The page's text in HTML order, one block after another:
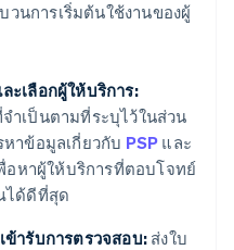
นการเริ่มต้นใช้งานของผู้
เลือกผู้ให้บริการ:
ำเป็นตามที่ระบุไว้ในส่วน
าข้อมูลเกี่ยวกับ PSP และ
อหาผู้ให้บริการที่ตอบโจทย์
ได้ดีที่สุด
ารับการตรวจสอบ: ส่งใบ